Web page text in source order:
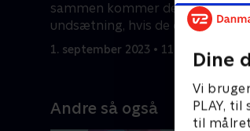
Dine
Vi
PLAY,
til
sammen kommer de andre til
undsætning, hvis de er i fare.
1. september 2023 • 11 min
Andre så også